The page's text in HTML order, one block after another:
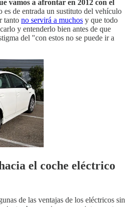
vamos a afrontar en 2012 con el
es de entrada un sustituto del vehículo
tanto no servirá a muchos y que todo
y entenderlo bien antes de que
del "con estos no se puede ir a
el coche eléctrico
de las ventajas de los eléctricos sin